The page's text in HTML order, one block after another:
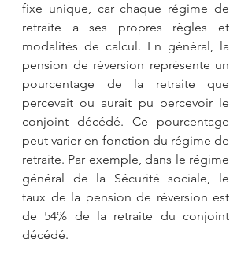
fixe unique, car chaque régime de
retraite a ses propres règles et
modalités de calcul. En général, la
pension de réversion représente un
pourcentage de la retraite que
percevait ou aurait pu percevoir le
conjoint décédé. Ce pourcentage
peut varier en fonction du régime de
retraite. Par exemple, dans le régime
général de la Sécurité sociale, le
taux de la pension de réversion est
de 54% de la retraite du conjoint
décédé.